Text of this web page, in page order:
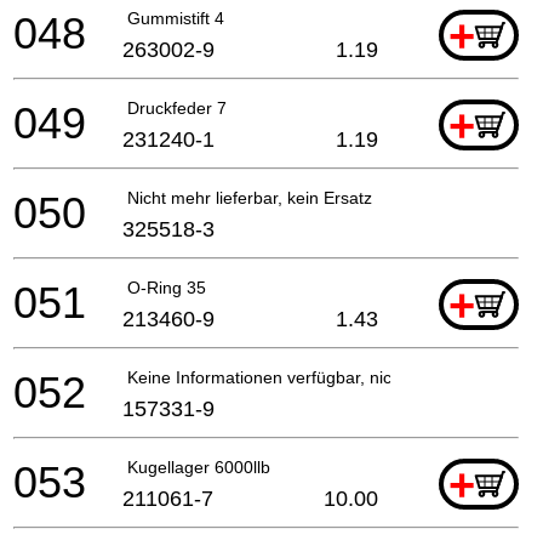
Gummistift 4 +
048 263002-9 1.19
Druckfeder 7 +
049 231240-1 1.19
Nicht mehr lieferbar, kein Ersatz
050 325518-3
O-Ring 35 +
051 213460-9 1.43
Keine Informationen verfügbar, nicht bestellbar
052 157331-9
Kugellager 6000llb +
053 211061-7 10.00